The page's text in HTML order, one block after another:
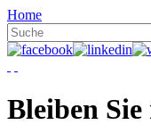
Home
Bleiben